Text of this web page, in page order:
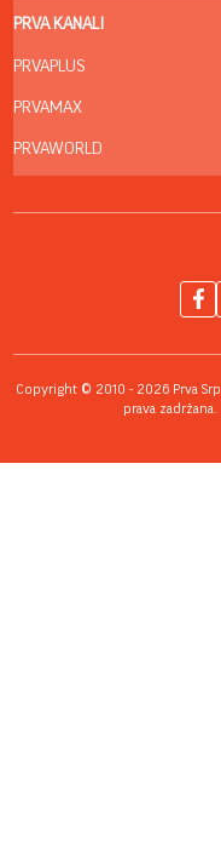
PRVA KANALI
PRVAPLUS
PRVAMAX
PRVAWORLD
Copyright © 2010 - 2026 Prva
prava zadržana.